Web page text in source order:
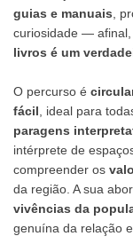
guias e manuais ,
curiosidade — afinal,
livros é um
O percurso é
fácil , ideal para
paragens
intérprete de
compreender os
da região. A sua
vivências da
genuína da relação